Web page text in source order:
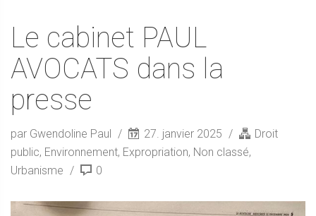
Le cabinet PAUL
AVOCATS dans la
presse
par Gwendoline Paul 27. janvier 2025
Droit
public, Environnement, Expropriation, Non classé,
Urbanisme
0